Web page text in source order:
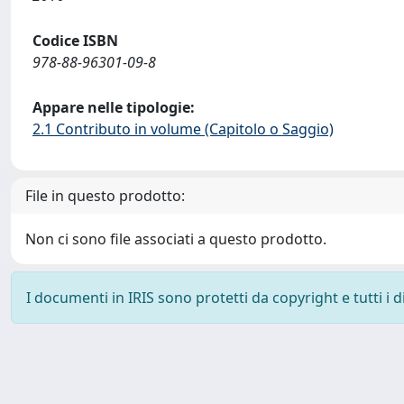
Codice ISBN
978-88-96301-09-8
Appare nelle tipologie:
2.1 Contributo in volume (Capitolo o Saggio)
File in questo prodotto:
Non ci sono file associati a questo prodotto.
I documenti in IRIS sono protetti da copyright e tutti i